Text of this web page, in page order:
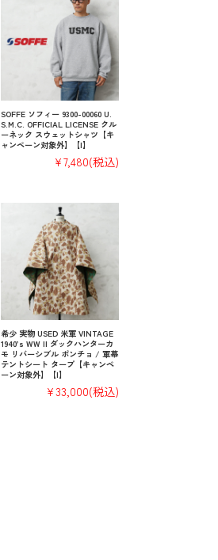
SOFFE ソフィー 9300-00060 U.
S.M.C. OFFICIAL LICENSE クル
ーネック スウェットシャツ【キ
ャンペーン対象外】【I】
¥7,480(税込)
希少 実物 USED 米軍 VINTAGE
1940’s WW II ダックハンターカ
モ リバーシブル ポンチョ / 軍幕
テントシート タープ【キャンペ
ーン対象外】【I】
¥33,000(税込)